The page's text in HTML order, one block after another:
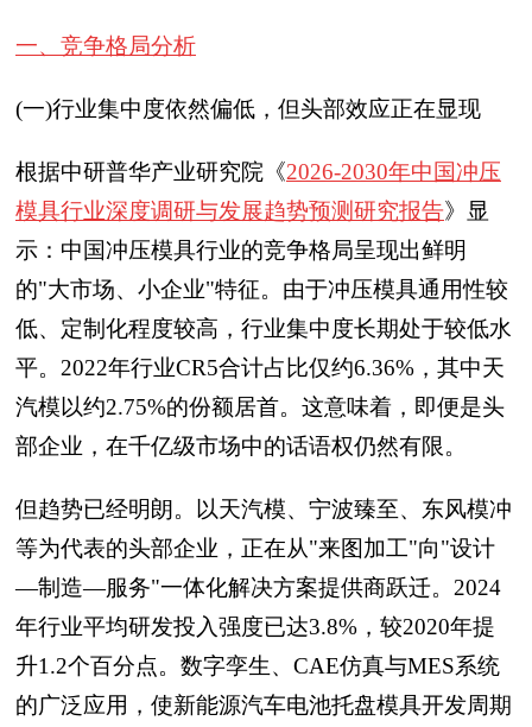
一、竞争格局分析
(一)行业集中度依然偏低，但头部效应正在显现
根据中研普华产业研究院《2026-2030年中国冲压
模具行业深度调研与发展趋势预测研究报告》显
示：中国冲压模具行业的竞争格局呈现出鲜明
的"大市场、小企业"特征。由于冲压模具通用性较
低、定制化程度较高，行业集中度长期处于较低水
平。2022年行业CR5合计占比仅约6.36%，其中天
汽模以约2.75%的份额居首。这意味着，即便是头
部企业，在千亿级市场中的话语权仍然有限。
但趋势已经明朗。以天汽模、宁波臻至、东风模冲
等为代表的头部企业，正在从"来图加工"向"设计
—制造—服务"一体化解决方案提供商跃迁。2024
年行业平均研发投入强度已达3.8%，较2020年提
升1.2个百分点。数字孪生、CAE仿真与MES系统
的广泛应用，使新能源汽车电池托盘模具开发周期